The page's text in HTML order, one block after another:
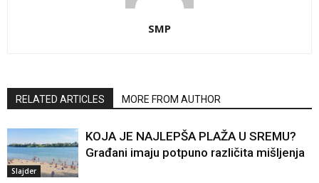
SMP
RELATED ARTICLES MORE FROM AUTHOR
Slajder
KOJA JE NAJLEPŠA PLAŽA U SREMU?
Građani imaju potpuno različita mišljenja